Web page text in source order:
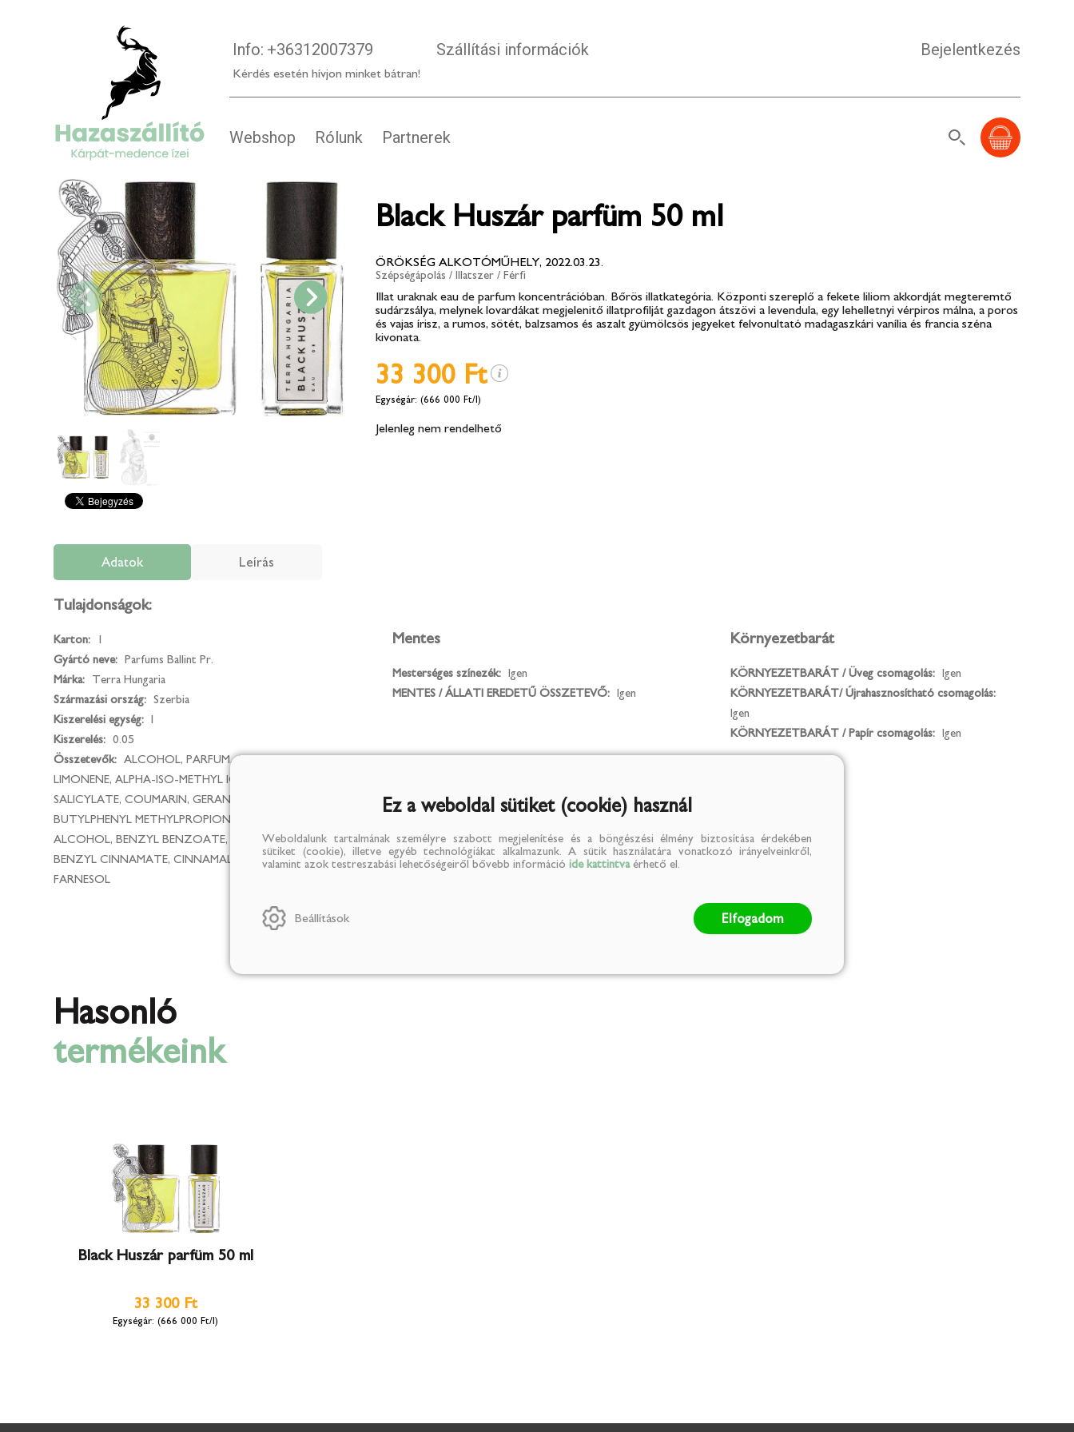
Info: +36312007379
Kérdés esetén hívjon minket bátran!
Szállítási információk Bejelentkezés
Webshop Rólunk Partnerek
Black Huszár parfüm 50 ml
ÖRÖKSÉG ALKOTÓMŰHELY, 2022.03.23.
Szépségápolás / Illatszer / Férfi
Illat uraknak eau de parfum koncentrációban. Bőrös illatkategória. Központi szereplő a fekete liliom akkordját megteremtő
sudárzsálya, melynek lovardákat megjelenitő illatprofilját gazdagon átszövi a levendula, egy lehelletnyi vérpiros málna, a poros
és vajas írisz, a rumos, sötét, balzsamos és aszalt gyümölcsös jegyeket felvonultató madagaszkári vanília és francia széna
kivonata.
33 300 Ft
(666 000 Ft/l)
Jelenleg nem rendelhető
Adatok Leírás
Tulajdonságok:
Karton:
Gyártó neve:
Parfums Ballint Pr.
Márka:
Terra Hungaria
Származási ország:
Szerbia
Kiszerelési egység:
Kiszerelés:
0.05
Összetevők:
ALCOHOL, PARFUM, AQUA, LINALOOL,
LIMONENE, ALPHA-ISO-METHYL IONONE, BENZYL
SALICYLATE, COUMARIN, GERANIOL, CITRONELLOL,
BUTYLPHENYL METHYLPROPIONAL, BHT, BENZYL
ALCOHOL, BENZYL BENZOATE, ISOEUGENOL,
BENZYL CINNAMATE, CINNAMALDEHYDE, EUGENOL,
FARNESOL
Mentes
Mesterséges színezék:
Igen
MENTES / ÁLLATI EREDETŰ ÖSSZETEVŐ:
Igen
Környezetbarát
KÖRNYEZETBARÁT / Üveg csomagolás:
Igen
KÖRNYEZETBARÁT/ Újrahasznosítható csomagolás:
Igen
KÖRNYEZETBARÁT / Papír csomagolás:
Igen
Hasonló
termékeink
Black Huszár parfüm 50 ml
33 300 Ft
(666 000 Ft/l)
Ez a weboldal sütiket (cookie) használ
Weboldalunk tartalmának személyre szabott megjelenítése és a böngészési élmény biztosítása érdekében
sütiket (cookie), illetve egyéb technológiákat alkalmazunk. A sütik használatára vonatkozó irányelveinkről,
valamint azok testreszabási lehetőségeiről bővebb információ ide kattintvaérhető el.
Beállítások Elfogadom